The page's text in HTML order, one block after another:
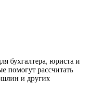
бухгалтера, юриста и
помогут рассчитать
и других